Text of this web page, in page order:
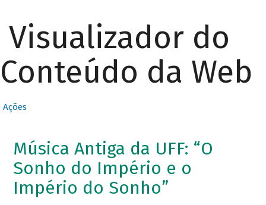
Visualizador do
Conteúdo da Web
Ações
Música Antiga da UFF: “O
Sonho do Império e o
Império do Sonho”